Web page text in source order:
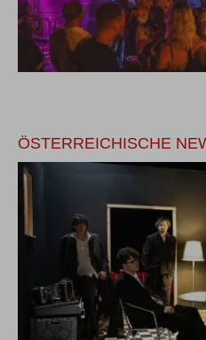
ÖSTERREICHISCHE